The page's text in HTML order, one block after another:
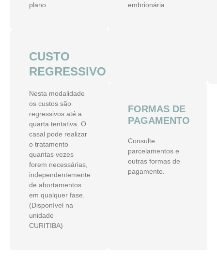
plano
CUSTO
REGRESSIVO
Nesta modalidade
os custos são
regressivos até a
quarta tentativa. O
casal pode realizar
o tratamento
quantas vezes
forem necessárias,
independentemente
de abortamentos
em qualquer fase.
(Disponível na
unidade
CURITIBA)
embrionária.
FORMAS DE
PAGAMENTO
Consulte
parcelamentos e
outras formas de
pagamento.